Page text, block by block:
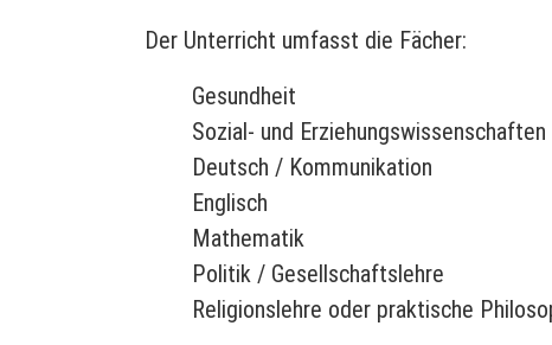
Der Unterricht umfasst die Fächer:
Gesundheit
Sozial- und Erziehungswissenschaften
Deutsch / Kommunikation
Englisch
Mathematik
Politik / Gesellschaftslehre
Religionslehre oder praktische